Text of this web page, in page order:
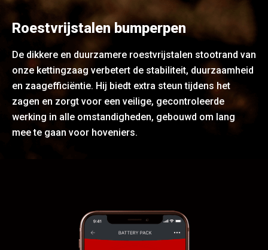
Roestvrijstalen bumperpen
De dikkere en duurzamere roestvrijstalen stootrand van
onze kettingzaag verbetert de stabiliteit, duurzaamheid
en zaagefficiëntie. Hij biedt extra steun tijdens het
zagen en zorgt voor een veilige, gecontroleerde
werking in alle omstandigheden, gebouwd om lang
mee te gaan voor hoveniers.